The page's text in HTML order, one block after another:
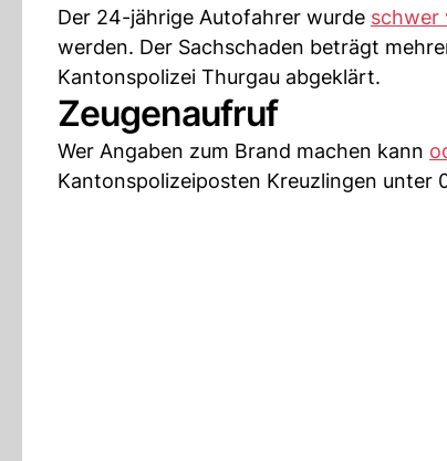
Der 24-jährige Autofahrer wurde schwer
werden. Der Sachschaden beträgt
Kantonspolizei Thurgau abgeklärt.
Zeugenaufruf
Wer Angaben zum Brand machen kann
Kantonspolizeiposten Kreuzlingen unter